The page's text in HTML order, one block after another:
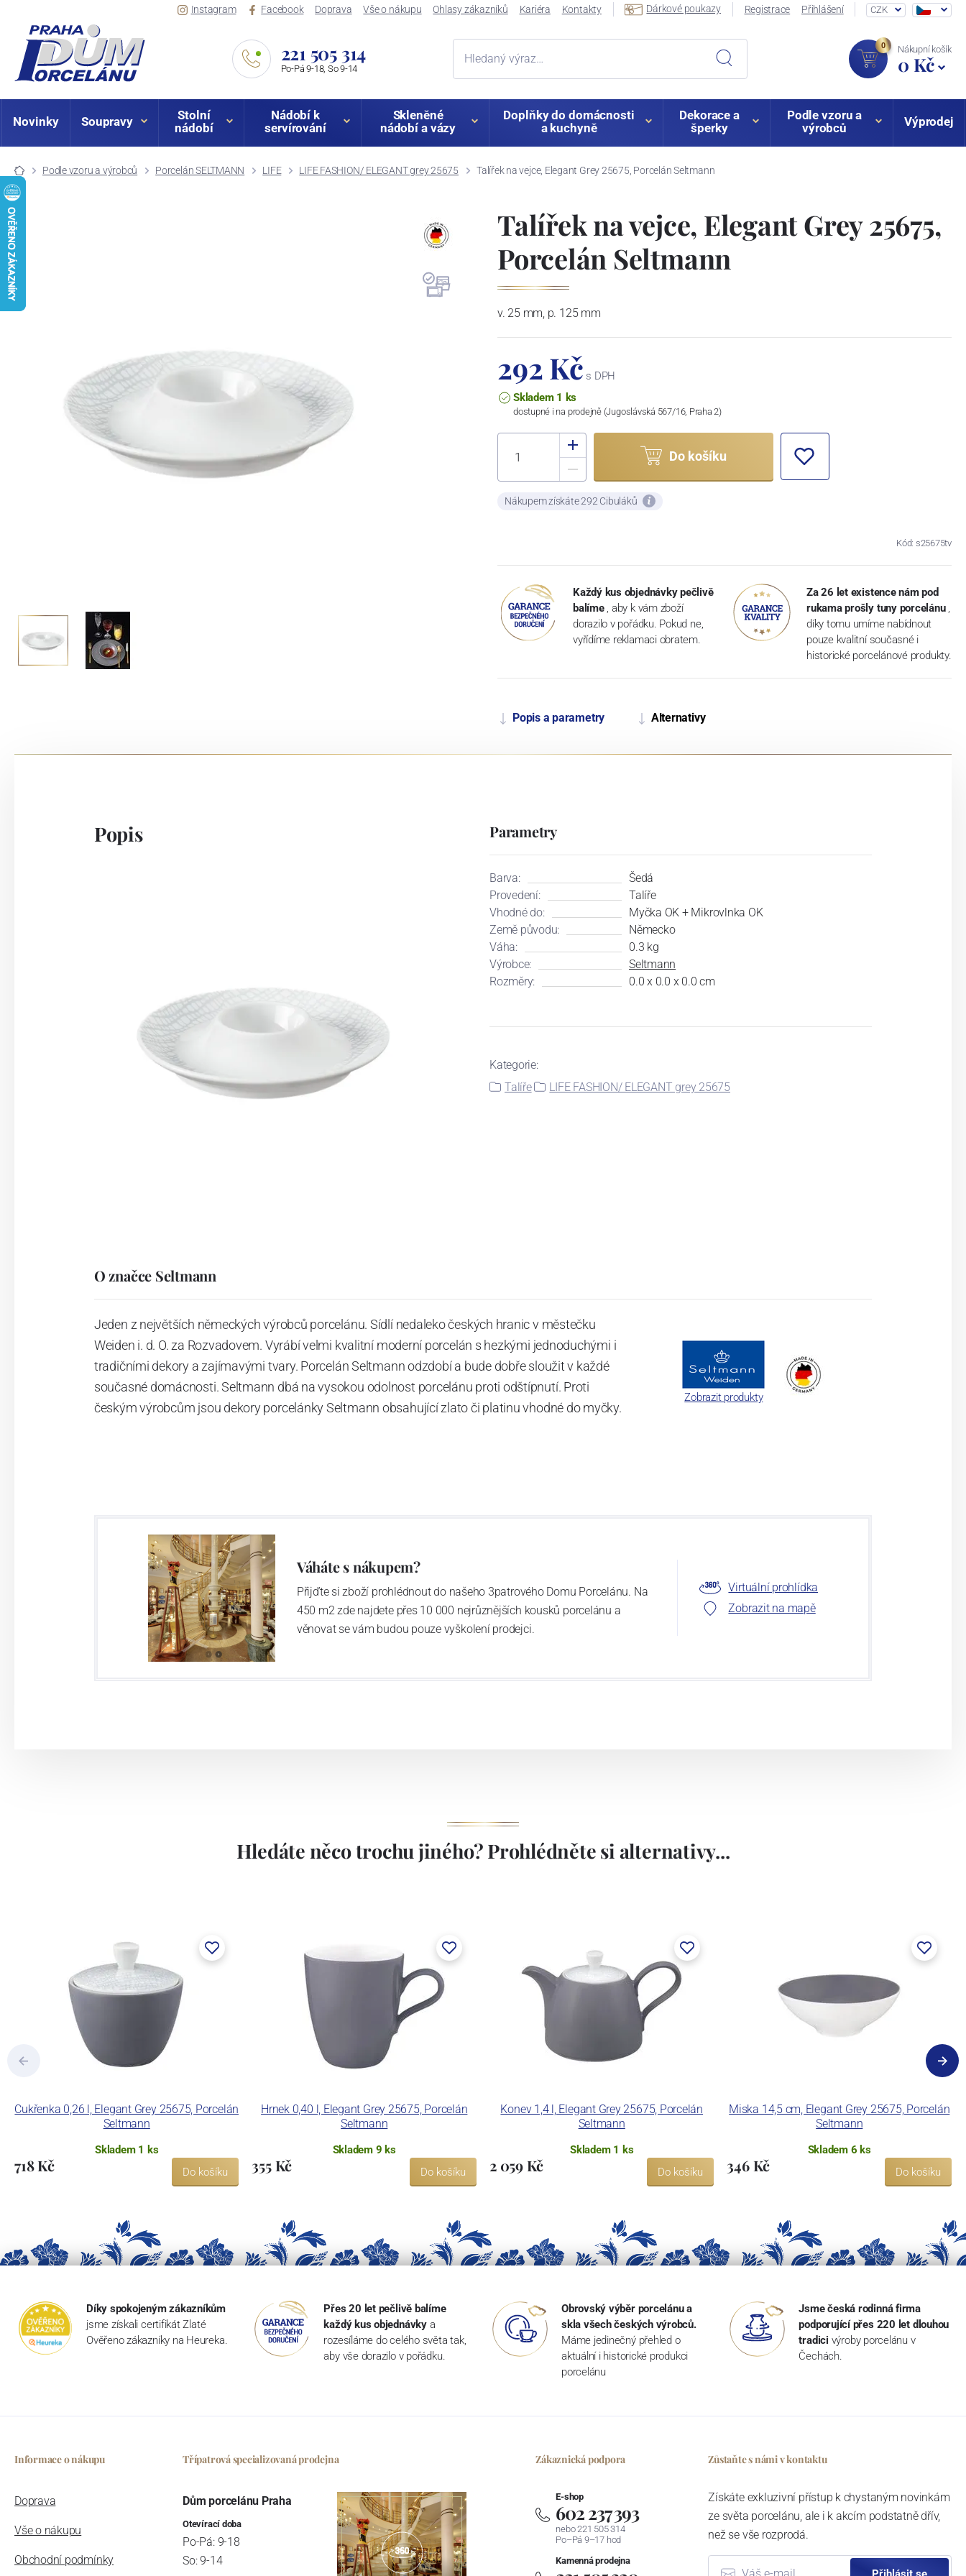
Instagram Facebook Doprava Vše o nákupu Ohlasy zákazníků Kariéra Kontakty Dárkové poukazy Registrace Přihlášení CZK
221 505 314
Po-Pá 9-18, So 9-14
0 Nákupní košík
0 Kč
Novinky Soupravy
Stolní
nádobí
Nádobí k
servírování
Skleněné
nádobí a vázy
Doplňky do domácnosti
a kuchyně
Dekorace a
šperky
Podle vzoru a
výrobců
Výprodej
Podle vzoru a výrobců Porcelán SELTMANN LIFE LIFE FASHION/ ELEGANT grey 25675 Talířek na vejce, Elegant Grey 25675, Porcelán Seltmann
Talířek na vejce, Elegant Grey 25675,
Porcelán Seltmann
v. 25 mm, p. 125 mm
292 Kč s DPH
Skladem 1 ks
dostupné i na prodejně (Jugoslávská 567/16, Praha 2)
Do košíku
Nákupem získáte 292 Cibuláků
Kód: s25675tv
Každý kus objednávky pečlivě
balíme , aby k vám zboží
dorazilo v pořádku. Pokud ne,
vyřídíme reklamaci obratem.
Za 26 let existence nám pod
rukama prošly tuny porcelánu ,
díky tomu umíme nabídnout
pouze kvalitní současné i
historické porcelánové produkty.
Popis a parametry Alternativy
Popis Parametry
Barva:
Šedá
Provedení:
Talíře
Vhodné do:
Myčka OK + Mikrovlnka OK
Země původu:
Německo
Váha:
0.3 kg
Výrobce:
Seltmann
Rozměry:
0.0 x 0.0 x 0.0 cm
Kategorie:
Talíře
LIFE FASHION/ ELEGANT grey 25675
O značce Seltmann
Jeden z největších německých výrobců porcelánu. Sídlí nedaleko českých hranic v městečku
Weiden i. d. O. za Rozvadovem. Vyrábí velmi kvalitní moderní porcelán s hezkými jednoduchými i
tradičními dekory a zajímavými tvary. Porcelán Seltmann odzdobí a bude dobře sloužit v každé
současné domácnosti. Seltmann dbá na vysokou odolnost porcelánu proti odštípnutí. Proti
českým výrobcům jsou dekory porcelánky Seltmann obsahující zlato či platinu vhodné do myčky.
Zobrazit produkty
Váháte s nákupem?
Přijďte si zboží prohlédnout do našeho 3patrového Domu Porcelánu. Na
450 m2 zde najdete přes 10 000 nejrůznějších kousků porcelánu a
věnovat se vám budou pouze vyškolení prodejci.
Virtuální prohlídka
Zobrazit na mapě
Hledáte něco trochu jiného? Prohlédněte si alternativy...
Cukřenka 0,26 l, Elegant Grey 25675, Porcelán
Seltmann
Skladem 1 ks
718 Kč Do košíku
Hrnek 0,40 l, Elegant Grey 25675, Porcelán
Seltmann
Skladem 9 ks
355 Kč Do košíku
Konev 1,4 l, Elegant Grey 25675, Porcelán
Seltmann
Skladem 1 ks
2 059 Kč Do košíku
Miska 14,5 cm, Elegant Grey 25675, Porcelán
Seltmann
Skladem 6 ks
346 Kč Do košíku
Díky spokojeným zákazníkům
jsme získali certifikát Zlaté
Ověřeno zákazníky na Heureka.
Přes 20 let pečlivě balíme
každý kus objednávky a
rozesíláme do celého světa tak,
aby vše dorazilo v pořádku.
Obrovský výběr porcelánu a
skla všech českých výrobců.
Máme jedinečný přehled o
aktuální i historické produkci
porcelánu
Jsme česká rodinná firma
podporující přes 220 let dlouhou
tradici výroby porcelánu v
Čechách.
Informace o nákupu
Doprava
Vše o nákupu
Obchodní podmínky
Třípatrová specializovaná prodejna
Dům porcelánu Praha
Otevírací doba
Po-Pá: 9-18
So: 9-14
Zákaznická podpora
E-shop
602 237 393
nebo 221 505 314
Po–Pá 9–17 hod
Kamenná prodejna
Zůstaňte s námi v kontaktu
Získáte exkluzivní přístup k chystaným novinkám
ze světa porcelánu, ale i k akcím podstatně dřív,
než se vše rozprodá.